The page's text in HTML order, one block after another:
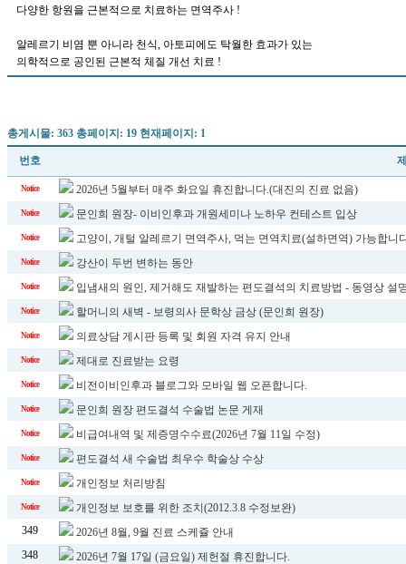
다양한 항원을 근본적으로 치료하는 면역주사 !
알레르기 비염 뿐 아니라 천식, 아토피에도 탁월한 효과가 있는
의학적으로 공인된 근본적 체질 개선 치료 !
총게시물: 363 총페이지: 19 현재페이지: 1
번호
Notice 2026년 5월부터 매주 화요일 휴진합니다.(대진의 진료 없음)
Notice 문인희 원장- 이비인후과 개원세미나 노하우 컨테스트 입상
Notice 고양이, 개털 알레르기 면역주사, 먹는 면역치료(설하면역) 가능합니
Notice 강산이 두번 변하는 동안
Notice 입냄새의 원인, 제거해도 재발하는 편도결석의 치료방법 - 동영상 설
Notice 할머니의 새벽 - 보령의사 문학상 금상 (문인희 원장)
Notice 의료상담 게시판 등록 및 회원 자격 유지 안내
Notice 제대로 진료받는 요령
Notice 비전이비인후과 블로그와 모바일 웹 오픈합니다.
Notice 문인희 원장 편도결석 수술법 논문 게재
Notice 비급여내역 및 제증명수수료(2026년 7월 11일 수정)
Notice 편도결석 새 수술법 최우수 학술상 수상
Notice 개인정보 처리방침
Notice
개인정보 보호를 위한 조치(2012.3.8 수정보완)
349
2026년 8월, 9월 진료 스케쥴 안내
348
2026년 7월 17일 (금요일) 제헌절 휴진합니다.